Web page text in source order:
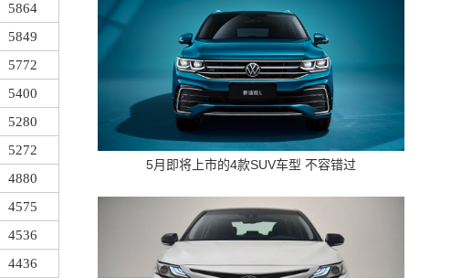
5864
5849
5772
5400
5280
5272
4880
4575
4536
4436
5月即将上市的4款SUV车型 不容错过